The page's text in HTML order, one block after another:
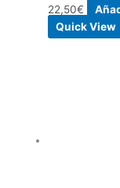
22,50€
Quick View